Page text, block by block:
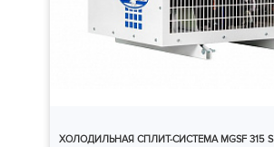
ХОЛОДИЛЬНАЯ СПЛИТ-СИСТЕМА MGSF 315 S